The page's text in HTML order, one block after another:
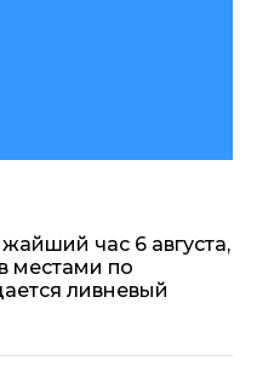
час 6 августа,
местами по
ливневый